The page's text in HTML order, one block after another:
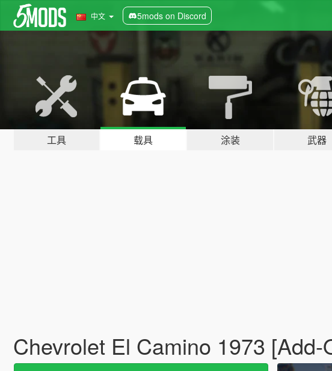
中文 5mods on Discord
工具 载具 涂装 武器
Chevrolet El Camino 1973